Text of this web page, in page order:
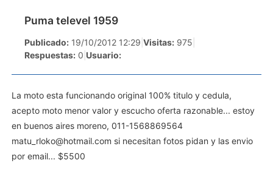
Puma televel 1959
Publicado: 19/10/2012 12:29 Visitas: 975
Respuestas: 0 Usuario:
La moto esta funcionando original 100% titulo y cedula,
acepto moto menor valor y escucho oferta razonable... estoy
en buenos aires moreno, 011-1568869564
matu_rloko@hotmail.com si necesitan fotos pidan y las envio
por email... $5500